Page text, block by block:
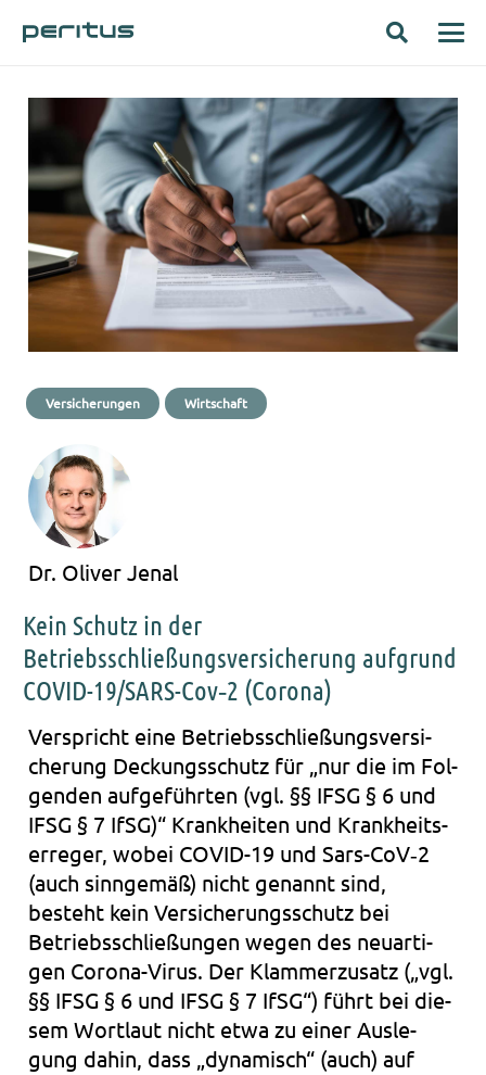
Versicherungen Wirtschaft
Dr. Oliver Jenal
Kein Schutz in der
Betriebsschließungsversicherung aufgrund
COVID-19/SARS-Cov‑2 (Corona)
Ver­spricht eine Betriebs­schlie­ßungs­ver­si­
che­rung Deckungs­schutz für „nur die im Fol­
gen­den auf­ge­führ­ten (vgl. §§ IFSG § 6 und
IFSG § 7 IfSG)“ Krank­hei­ten und Krank­heits­
er­re­ger, wobei COVID-19 und Sars-CoV‑2
(auch sinn­ge­mäß) nicht genannt sind,
besteht kein Ver­si­che­rungs­schutz bei
Betriebs­schlie­ßun­gen wegen des neu­ar­ti­
gen Corona-Virus. Der Klam­mer­zu­satz („vgl.
§§ IFSG § 6 und IFSG § 7 IfSG“) führt bei die­
sem Wort­laut nicht etwa zu einer Aus­le­
gung dahin, dass „dyna­misch“ (auch) auf